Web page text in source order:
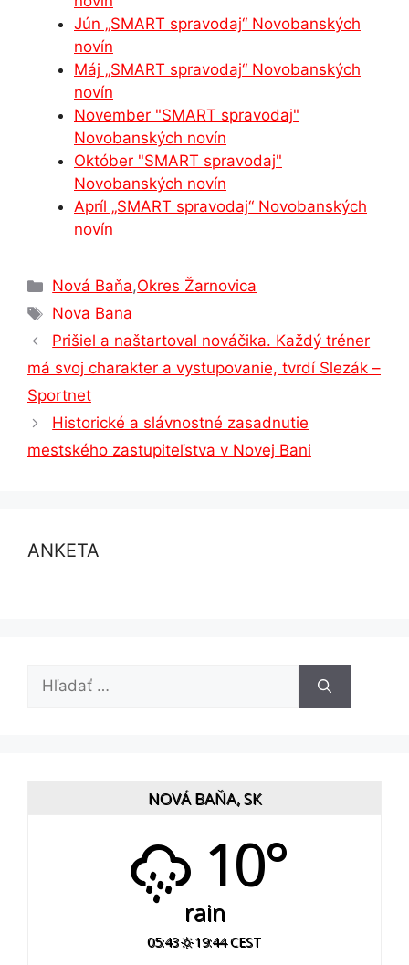
o
o
k
n
g
er
p n
m
Jún „SMART spravodaj“ Novobanských
novín
Máj „SMART spravodaj“ Novobanských
novín
November "SMART spravodaj"
Novobanských novín
Október "SMART spravodaj"
Novobanských novín
Apríl „SMART spravodaj“ Novobanských
novín
Kategórie
Nová Baňa,Okres Žarnovica
Značky
Nova Bana
Prišiel a naštartoval nováčika. Každý tréner
má svoj charakter a vystupovanie, tvrdí Slezák –
Sportnet
Historické a slávnostné zasadnutie
mestského zastupiteľstva v Novej Bani
ANKETA
Hľadať:
NOVÁ BAŇA, SK
10°
rain
05:43 19:44 CEST